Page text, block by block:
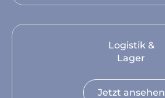
Logistik &
Lager
Jetzt ansehen